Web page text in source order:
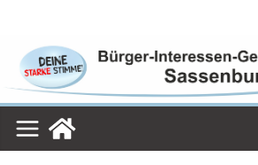
content